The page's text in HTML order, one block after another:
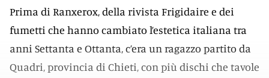
Prima di Ranxerox, della rivista Frigidaire e dei
fumetti che hanno cambiato l’estetica italiana tra
anni Settanta e Ottanta, c’era un ragazzo partito da
Quadri, provincia di Chieti, con più dischi che tavole